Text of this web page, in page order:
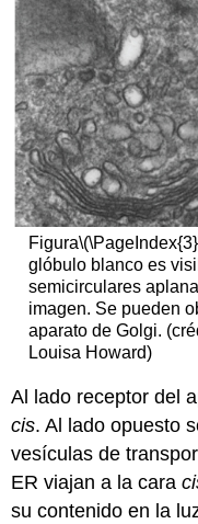
Figura
glóbulo blanco es
semicirculares
imagen. Se pueden
aparato de Golgi.
Louisa Howard)
Al lado receptor del
cis. Al lado opuesto
vesículas de
ER viajan a la cara
su contenido en la